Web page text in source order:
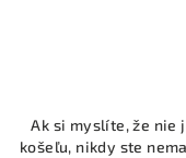
Ak si myslíte, že nie
košeľu, nikdy ste